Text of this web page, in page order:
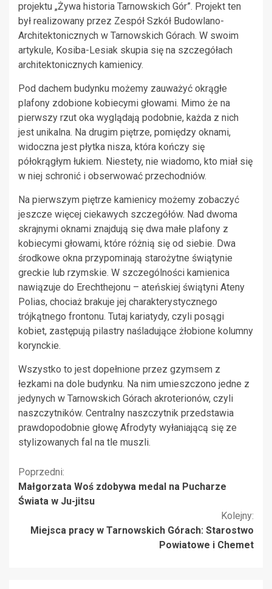
projektu „Żywa historia Tarnowskich Gór”. Projekt ten
był realizowany przez Zespół Szkół Budowlano-
Architektonicznych w Tarnowskich Górach. W swoim
artykule, Kosiba-Lesiak skupia się na szczegółach
architektonicznych kamienicy.
Pod dachem budynku możemy zauważyć okrągłe
plafony zdobione kobiecymi głowami. Mimo że na
pierwszy rzut oka wyglądają podobnie, każda z nich
jest unikalna. Na drugim piętrze, pomiędzy oknami,
widoczna jest płytka nisza, która kończy się
półokrągłym łukiem. Niestety, nie wiadomo, kto miał się
w niej schronić i obserwować przechodniów.
Na pierwszym piętrze kamienicy możemy zobaczyć
jeszcze więcej ciekawych szczegółów. Nad dwoma
skrajnymi oknami znajdują się dwa małe plafony z
kobiecymi głowami, które różnią się od siebie. Dwa
środkowe okna przypominają starożytne świątynie
greckie lub rzymskie. W szczególności kamienica
nawiązuje do Erechthejonu – ateńskiej świątyni Ateny
Polias, chociaż brakuje jej charakterystycznego
trójkątnego frontonu. Tutaj kariatydy, czyli posągi
kobiet, zastępują pilastry naśladujące żłobione kolumny
korynckie.
Wszystko to jest dopełnione przez gzymsem z
łezkami na dole budynku. Na nim umieszczono jedne z
jedynych w Tarnowskich Górach akroterionów, czyli
naszczytników. Centralny naszczytnik przedstawia
prawdopodobnie głowę Afrodyty wyłaniającą się ze
stylizowanych fal na tle muszli.
Kontynuuj
czytanie
Poprzedni:
Małgorzata Woś zdobywa medal na Pucharze
Świata w Ju-jitsu
Kolejny:
Miejsca pracy w Tarnowskich Górach: Starostwo
Powiatowe i Chemet